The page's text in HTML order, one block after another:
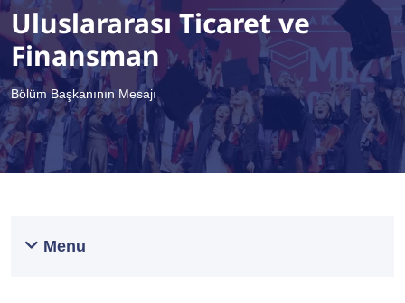
Uluslararası Ticaret ve
Finansman
Bölüm Başkanının Mesajı
Menu